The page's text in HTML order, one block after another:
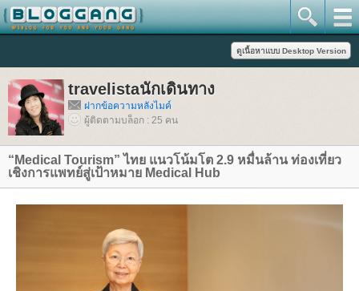
travelistaนักเดินทาง
ฝากข้อความหลังไมค์
ผู้ติดตามบล็อก : 25 คน
“Medical Tourism” ไทย แนวโน้มโต 2.9 หมื่นล้าน ท่องเที่ยว
เชิงการแพทย์สู่เป้าหมาย Medical Hub